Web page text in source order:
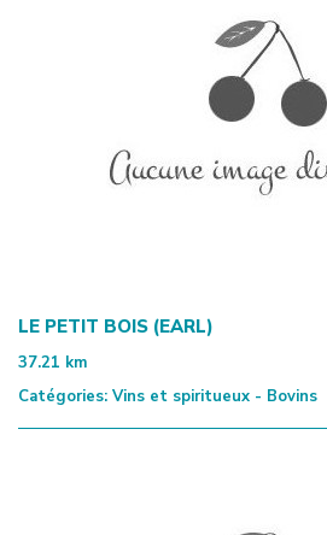
LE PETIT BOIS (EARL)
37.21 km
Catégories: Vins et spiritueux - Bovins